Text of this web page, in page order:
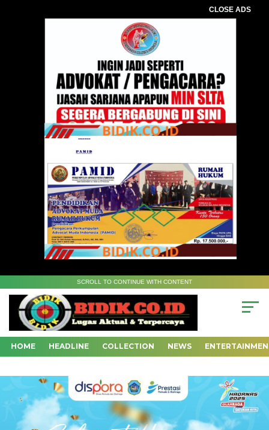
CLOSE ADS
SCROLL TO CONTINUE WITH CONTENT
HOME HEADLINE COLLECTION NEWS